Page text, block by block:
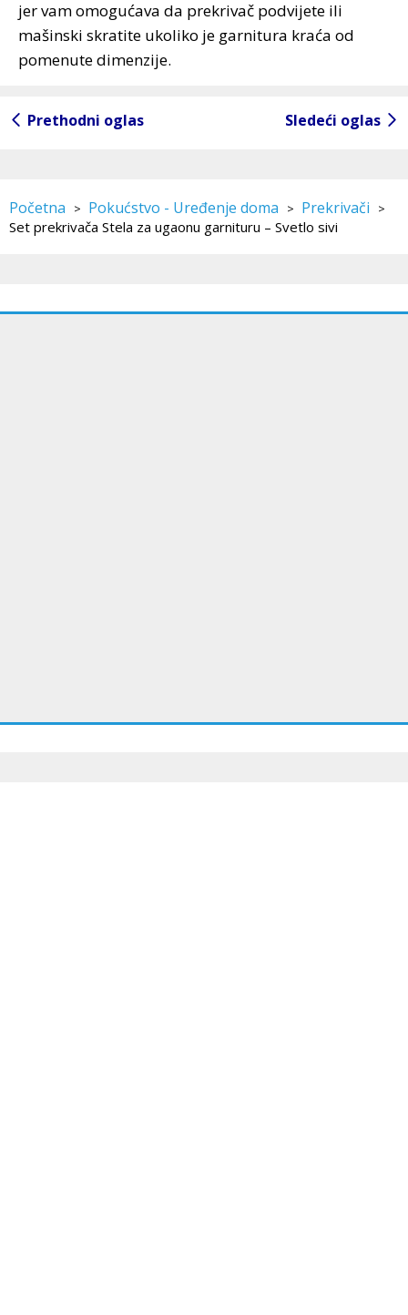
jer vam omogućava da prekrivač podvijete ili
mašinski skratite ukoliko je garnitura kraća od
pomenute dimenzije.
Prethodni oglas Sledeći oglas
Početna > Pokućstvo - Uređenje doma > Prekrivači >
Set prekrivača Stela za ugaonu garnituru – Svetlo sivi